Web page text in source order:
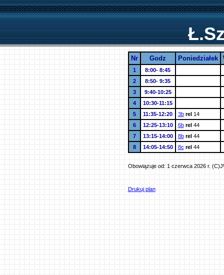
Nr Godz Poniedziałek
1
8:00- 8:45
2
8:50- 9:35
3
9:40-10:25
4
10:30-11:15
5
11:35-12:20 3b rel 14
6
12:25-13:10 6b rel 44
7
13:15-14:00 8b rel 44
8
14:05-14:50 8c rel 44
Obowiązuje od: 1 czerwca 2026 r.
Drukuj plan